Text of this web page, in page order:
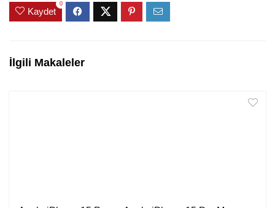
Kaydet
0
İlgili Makaleler